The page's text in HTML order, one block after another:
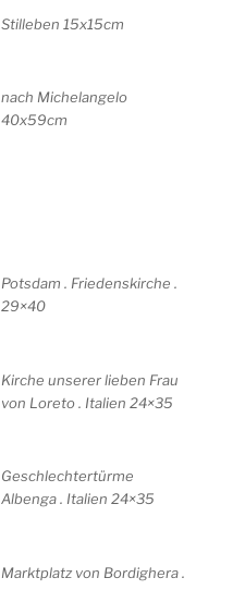
Stilleben 15x15cm
nach Michelangelo
40x59cm
Potsdam . Friedenskirche .
29×40
Kirche unserer lieben Frau
von Loreto . Italien 24×35
Geschlechtertürme
Albenga . Italien 24×35
Marktplatz von Bordighera .